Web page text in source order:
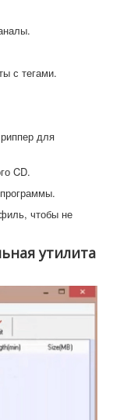
с тегами.
для
CD.
чтобы не
утилита